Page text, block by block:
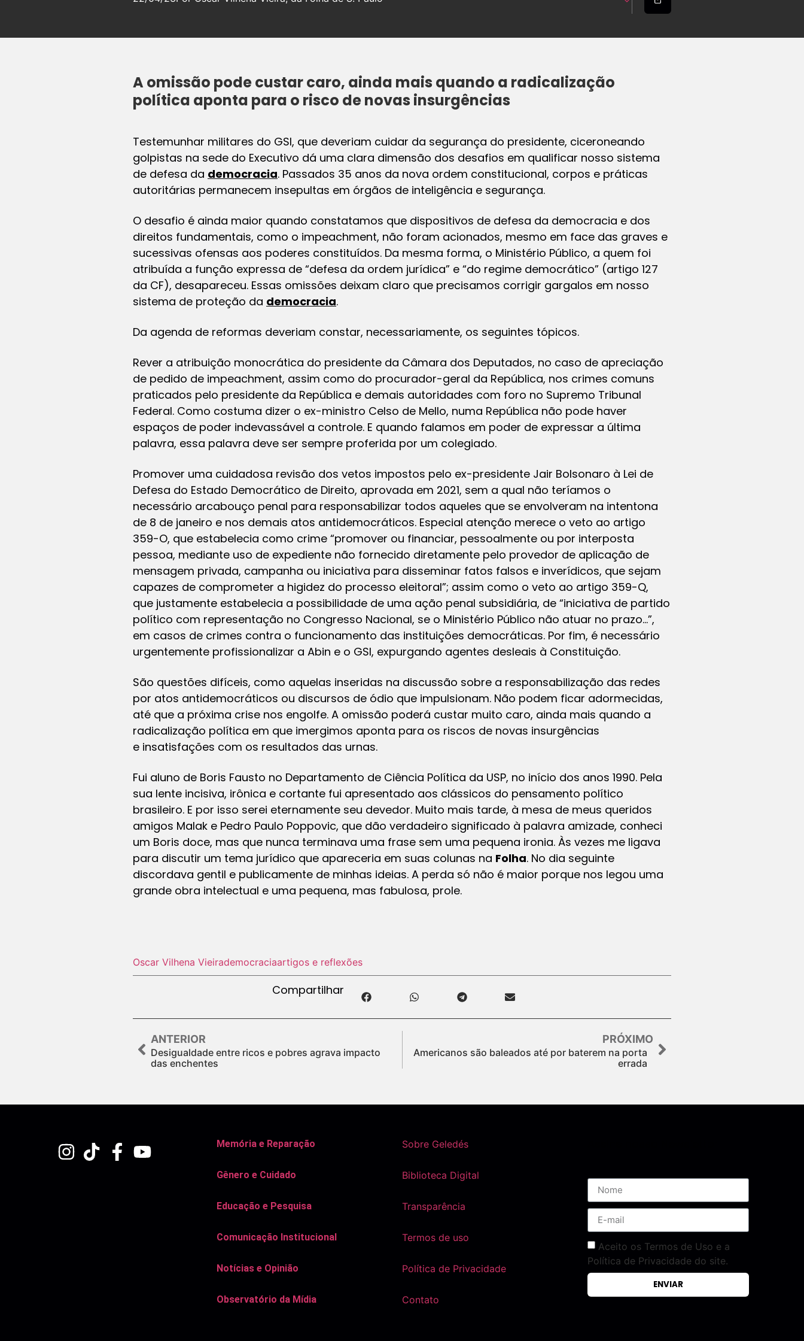
A omissão pode custar caro, ainda mais quando a radicalização
política aponta para o risco de novas insurgências
Testemunhar militares do GSI, que deveriam cuidar da segurança do presidente, ciceroneando
golpistas na sede do Executivo dá uma clara dimensão dos desafios em qualificar nosso sistema
de defesa da democracia. Passados 35 anos da nova ordem constitucional, corpos e práticas
autoritárias permanecem insepultas em órgãos de inteligência e segurança.
O desafio é ainda maior quando constatamos que dispositivos de defesa da democracia e dos
direitos fundamentais, como o impeachment, não foram acionados, mesmo em face das graves e
sucessivas ofensas aos poderes constituídos. Da mesma forma, o Ministério Público, a quem foi
atribuída a função expressa de “defesa da ordem jurídica” e “do regime democrático” (artigo 127
da CF), desapareceu. Essas omissões deixam claro que precisamos corrigir gargalos em nosso
sistema de proteção da democracia.
Da agenda de reformas deveriam constar, necessariamente, os seguintes tópicos.
Rever a atribuição monocrática do presidente da Câmara dos Deputados, no caso de apreciação
de pedido de impeachment, assim como do procurador-geral da República, nos crimes comuns
praticados pelo presidente da República e demais autoridades com foro no Supremo Tribunal
Federal. Como costuma dizer o ex-ministro Celso de Mello, numa República não pode haver
espaços de poder indevassável a controle. E quando falamos em poder de expressar a última
palavra, essa palavra deve ser sempre proferida por um colegiado.
Promover uma cuidadosa revisão dos vetos impostos pelo ex-presidente Jair Bolsonaro à Lei de
Defesa do Estado Democrático de Direito, aprovada em 2021, sem a qual não teríamos o
necessário arcabouço penal para responsabilizar todos aqueles que se envolveram na intentona
de 8 de janeiro e nos demais atos antidemocráticos. Especial atenção merece o veto ao artigo
359-O, que estabelecia como crime “promover ou financiar, pessoalmente ou por interposta
pessoa, mediante uso de expediente não fornecido diretamente pelo provedor de aplicação de
mensagem privada, campanha ou iniciativa para disseminar fatos falsos e inverídicos, que sejam
capazes de comprometer a higidez do processo eleitoral”; assim como o veto ao artigo 359-Q,
que justamente estabelecia a possibilidade de uma ação penal subsidiária, de “iniciativa de partido
político com representação no Congresso Nacional, se o Ministério Público não atuar no prazo…”,
em casos de crimes contra o funcionamento das instituições democráticas. Por fim, é necessário
urgentemente profissionalizar a Abin e o GSI, expurgando agentes desleais à Constituição.
São questões difíceis, como aquelas inseridas na discussão sobre a responsabilização das redes
por atos antidemocráticos ou discursos de ódio que impulsionam. Não podem ficar adormecidas,
até que a próxima crise nos engolfe. A omissão poderá custar muito caro, ainda mais quando a
radicalização política em que imergimos aponta para os riscos de novas insurgências
e insatisfações com os resultados das urnas.
Fui aluno de Boris Fausto no Departamento de Ciência Política da USP, no início dos anos 1990. Pela
sua lente incisiva, irônica e cortante fui apresentado aos clássicos do pensamento político
brasileiro. E por isso serei eternamente seu devedor. Muito mais tarde, à mesa de meus queridos
amigos Malak e Pedro Paulo Poppovic, que dão verdadeiro significado à palavra amizade, conheci
um Boris doce, mas que nunca terminava uma frase sem uma pequena ironia. Às vezes me ligava
para discutir um tema jurídico que apareceria em suas colunas na Folha. No dia seguinte
discordava gentil e publicamente de minhas ideias. A perda só não é maior porque nos legou uma
grande obra intelectual e uma pequena, mas fabulosa, prole.
Oscar Vilhena Vieirademocraciaartigos e reflexões
Compartilhar
ANTERIOR
Desigualdade entre ricos e pobres agrava impacto
das enchentes
PRÓXIMO
Americanos são baleados até por baterem na porta
errada
Memória e Reparação
Gênero e Cuidado
Educação e Pesquisa
Comunicação Institucional
Notícias e Opinião
Observatório da Mídia
Sobre Geledés
Biblioteca Digital
Transparência
Termos de uso
Política de Privacidade
Contato
Aceito os Termos de Uso e a
Política de Privacidade do site.
ENVIAR